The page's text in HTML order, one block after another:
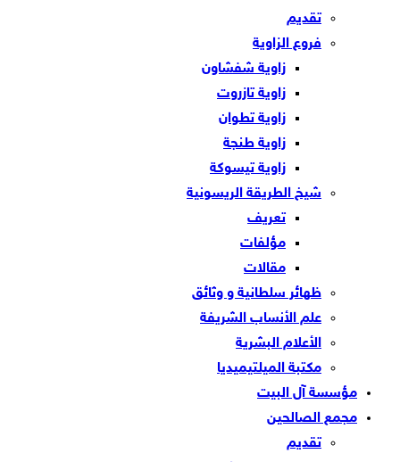
تقديم
فروع الزاوية
زاوية شفشاون
زاوية تازروت
زاوية تطوان
زاوية طنجة
زاوية تيسوكة
شيخ الطريقة الريسونية
تعريف
مؤلفات
مقالات
ظهائر سلطانية و وثائق
علم الأنساب الشريفة
الأعلام البشرية
مكتبة الميلتيميديا
مؤسسة آل البيت
مجمع الصالحين
تقديم